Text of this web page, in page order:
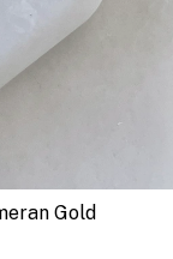
Gold